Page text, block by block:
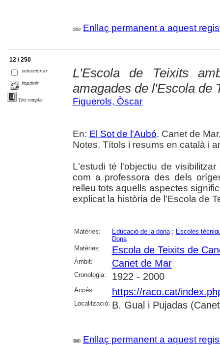
Enllaç permanent a aquest
12 / 250
seleccionar
imprimir
Text complet
L'Escola de Teixits
amagades de l'Escola de
Figuerols, Òscar
En: El Sot de l'Aubó. Canet de
Notes. Títols i resums en català i
L'estudi té l'objectiu de
com a professora des dels
relleu tots aquells aspectes
explicat la història de l'Escola de
Matèries: Educació de la dona; Escoles
Dona
Matèries:
Escola de Teixits de
Àmbit: Canet de Mar
Cronologia: 1922 - 2000
Accés: https://raco.cat/
Localització: B. Gual i Pujadas
Enllaç permanent a aquest